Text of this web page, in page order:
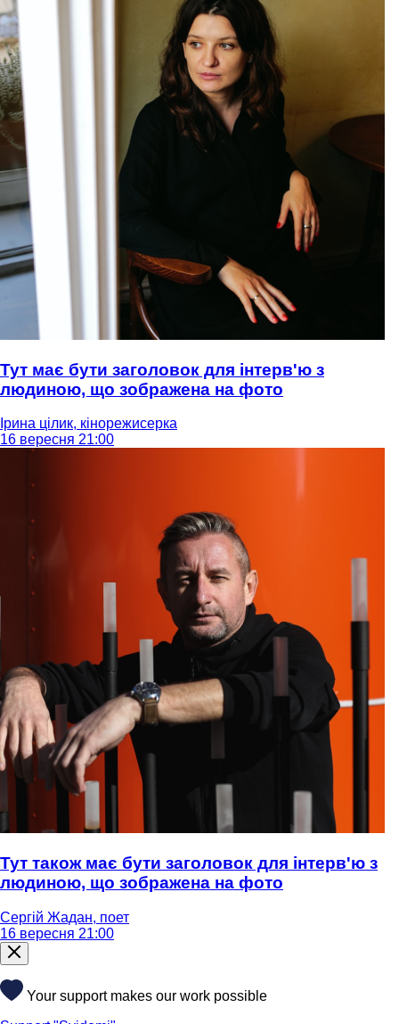
Тут має бути заголовок для інтерв'ю з
людиною, що зображена на фото
Ірина цілик, кінорежисерка
16 вересня 21:00
Тут також має бути заголовок для інтерв'ю з
людиною, що зображена на фото
Сергій Жадан, поет
16 вересня 21:00
Your support makes our work possible